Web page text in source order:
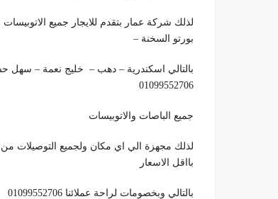
لذلك شركة عمار بتقدم للايجار جميع
بورتو السخنة –
بالتالي اسكندرية – دهب – خليج نعمة –
01099552706
جميع الباصات والاتوبيسات
لذلك مجهزة الي اي مكان ولجميع التوصيلات
بااقل الاسعار
بالتالي وبخصومات لراحة عملائنا 01099552706